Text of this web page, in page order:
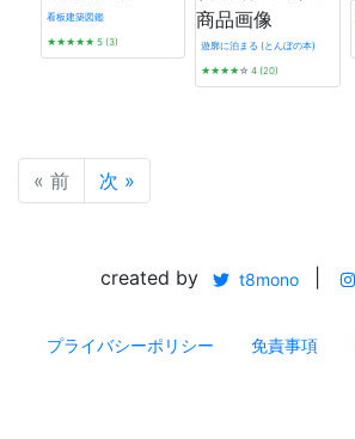
看板建築図鑑
★★★★★ 5 (3) 遊廓に泊まる (とんぼの本)
★★★★☆ 4 (20)
« 前 次 »
created by t8mono
プライバシーポリシー 免責事項